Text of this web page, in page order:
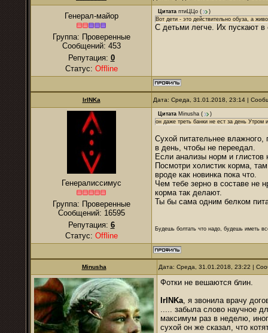
Генерал-майор
Группа: Проверенные
Сообщений: 453
Репутация: 0
Статус: Offline
Цитата птиЦЦо (
)
Вот дети - это действительно обуза, а
С детьми легче. Их пускают
IrINKa Дата: Среда, 31.01.2018, 23:14 |
Генералиссимус
Группа: Проверенные
Сообщений: 16595
Репутация: 6
Статус: Offline
Цитата Minusha (
)
он даже треть банки не ест за день
Сухой питательнее
в день, чтобы не переедал.
Если анализы норм и глистов
Посмотри холистик корма,
вроде как новинка пока что.
Чем тебе зерно в составе не
корма так делают.
Ты бы сама одним белком
Будешь болтать что надо, будешь иметь
Minusha Дата: Среда, 31.01.2018, 23:22 |
Фотки не вешаются блин.
IrINKa, я звонила врачу
..... забыла слово научное
максимум раз в неделю,
сухой он же сказал, что